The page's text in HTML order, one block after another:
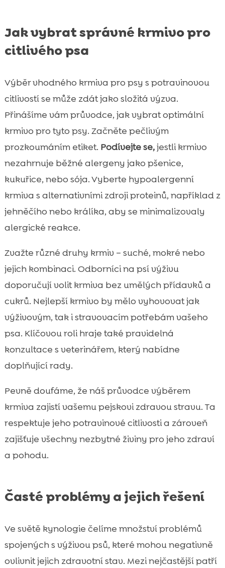
Jak vybrat správné krmivo pro
citlivého psa
Výběr vhodného krmiva pro psy s potravinovou
citlivostí se může zdát jako složitá výzva.
Přinášíme vám průvodce, jak vybrat optimální
krmivo pro tyto psy. Začněte pečlivým
prozkoumáním etiket. Podívejte se,jestli krmivo
nezahrnuje běžné alergeny jako pšenice,
kukuřice, nebo sója. Vyberte hypoalergenní
krmiva s alternativními zdroji proteinů, například z
jehněčího nebo králíka, aby se minimalizovaly
alergické reakce.
Zvažte různé druhy krmiv – suché, mokré nebo
jejich kombinaci. Odborníci na psí výživu
doporučují volit krmiva bez umělých přídavků a
cukrů. Nejlepší krmivo by mělo vyhovovat jak
výživovým, tak i stravovacím potřebám vašeho
psa. Klíčovou roli hraje také pravidelná
konzultace s veterinářem, který nabídne
doplňující rady.
Pevně doufáme, že náš průvodce výběrem
krmiva zajistí vašemu pejskovi zdravou stravu. Ta
respektuje jeho potravinové citlivosti a zároveň
zajišťuje všechny nezbytné živiny pro jeho zdraví
a pohodu.
Časté problémy a jejich řešení
Ve světě kynologie čelíme množství problémů
spojených s výživou psů, které mohou negativně
ovlivnit jejich zdravotní stav. Mezi nejčastější patří